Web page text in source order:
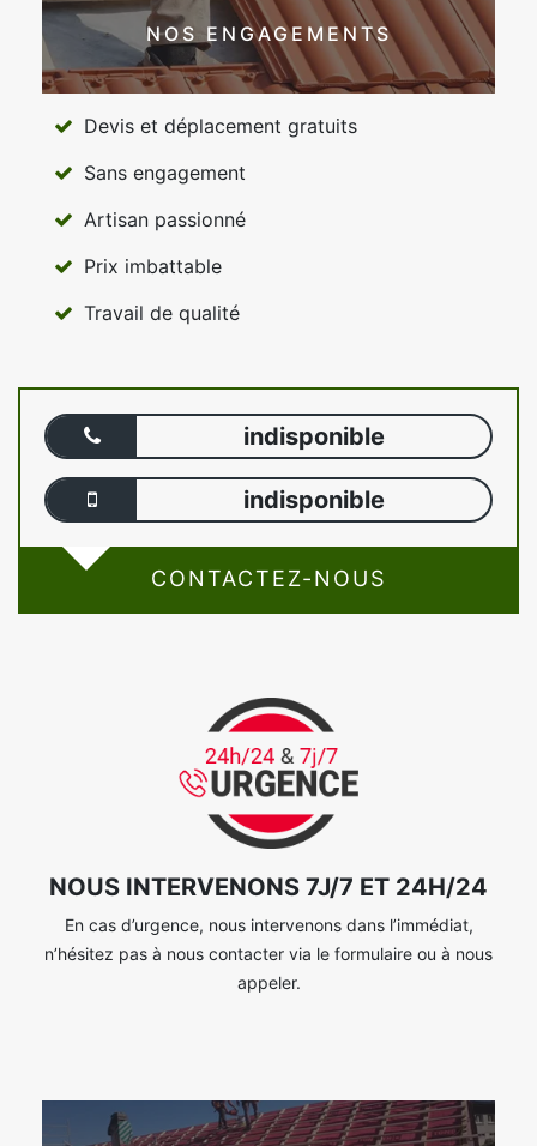
NOS ENGAGEMENTS
Devis et déplacement gratuits
Sans engagement
Artisan passionné
Prix imbattable
Travail de qualité
indisponible
indisponible
CONTACTEZ-NOUS
NOUS INTERVENONS 7J/7 ET 24H/24
En cas d’urgence, nous intervenons dans l’immédiat,
n’hésitez pas à nous contacter via le formulaire ou à nous
appeler.